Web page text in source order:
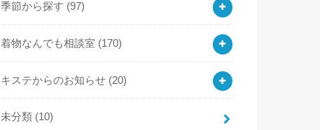
季節から探す (97)
着物なんでも相談室 (170)
キステからのお知らせ (20)
未分類 (10)